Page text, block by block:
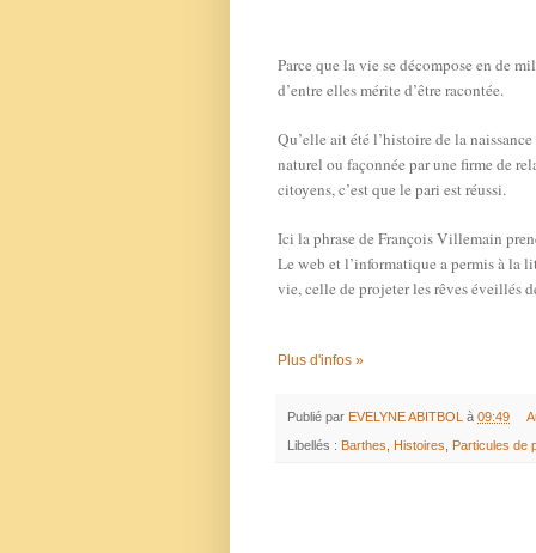
Parce que la vie se décompose en de
d’entre elles mérite d’être racontée.
Qu’elle ait été l’histoire de la
naturel ou façonnée par une firme de
citoyens, c’est que le pari est réussi.
Ici la phrase de François Villemain
Le web et l’informatique a permis à la
vie, celle de projeter les rêves éveillés
Plus d'infos »
Publié par EVELYNE ABITBOL à 09:49
Libellés : Barthes Histoires Particules de